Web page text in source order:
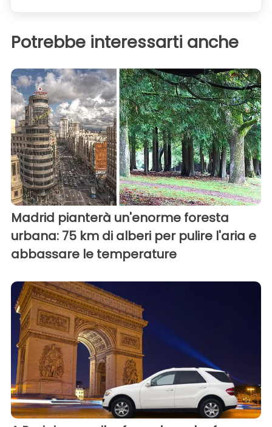
Potrebbe interessarti anche
Madrid pianterà un'enorme foresta
urbana: 75 km di alberi per pulire l'aria e
abbassare le temperature